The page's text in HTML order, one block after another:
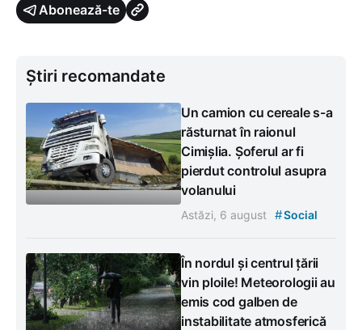
Abonează-te
Știri recomandate
Un camion cu cereale s-a
răsturnat în raionul
Cimișlia. Șoferul ar fi
pierdut controlul asupra
volanului
Astăzi, 6 august #Social
În nordul și centrul țării
vin ploile! Meteorologii au
emis cod galben de
instabilitate atmosferică